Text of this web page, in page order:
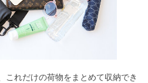
これだけの荷物をまとめて収納でき